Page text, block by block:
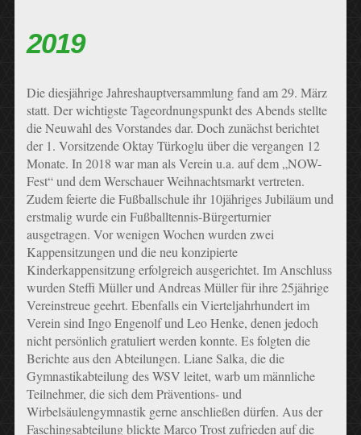
2019
Die diesjährige Jahreshauptversammlung fand am 29. März
statt. Der wichtigste Tageordnungspunkt des Abends stellte
die Neuwahl des Vorstandes dar. Doch zunächst berichtet
der 1. Vorsitzende Oktay Türkoglu über die vergangen 12
Monate. In 2018 war man als Verein u.a. auf dem „NOW-
Fest“ und dem Werschauer Weihnachtsmarkt vertreten.
Zudem feierte die Fußballschule ihr 10jähriges Jubiläum und
erstmalig wurde ein Fußballtennis-Bürgerturnier
ausgetragen. Vor wenigen Wochen wurden zwei
Kappensitzungen und die neu konzipierte
Kinderkappensitzung erfolgreich ausgerichtet. Im Anschluss
wurden Steffi Müller und Andreas Müller für ihre 25jährige
Vereinstreue geehrt. Ebenfalls ein Vierteljahrhundert im
Verein sind Ingo Engenolf und Leo Henke, denen jedoch
nicht persönlich gratuliert werden konnte. Es folgten die
Berichte aus den Abteilungen. Liane Salka, die die
Gymnastikabteilung des WSV leitet, warb um männliche
Teilnehmer, die sich dem Präventions- und
Wirbelsäulengymnastik gerne anschließen dürfen. Aus der
Faschingsabteilung blickte Marco Trost zufrieden auf die